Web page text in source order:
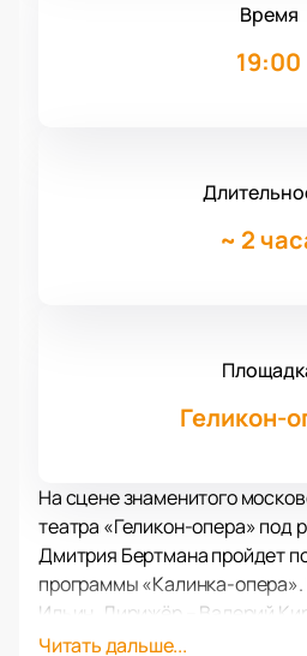
Время
19:00
~ 2
Геликон-
На сцене знаменитого
театра «Геликон-опера» под
Дмитрия Бертмана пройдет
программы «Калинка-
Ильин. Дирижёр – Валерий
«Калинка-опера» - именно так
Читать дальше...